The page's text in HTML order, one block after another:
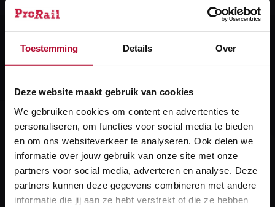
Toestemming Details Over
Deze website maakt gebruik van cookies
We gebruiken cookies om content en advertenties te
personaliseren, om functies voor social media te bieden
en om ons websiteverkeer te analyseren. Ook delen we
informatie over jouw gebruik van onze site met onze
partners voor social media, adverteren en analyse. Deze
partners kunnen deze gegevens combineren met andere
informatie die jij aan ze hebt verstrekt of die ze hebben
Conditiedata
Heb je een vraag?
We helpen je graag! We reageren op werkdagen
binnen 24 uur.